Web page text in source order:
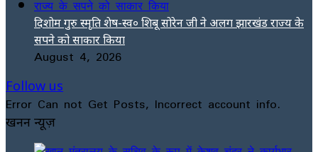
दिशोम गुरु स्मृति शेष-स्व० शिबू सोरेन जी ने अलग झारखंड राज्य के
सपने को साकार किया
August 4, 2026
Follow us
Error Can not Get Posts, Incorrect account info.
खनन न्यूज़